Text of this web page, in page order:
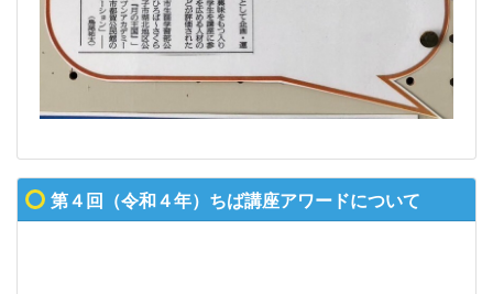
第４回（令和４年）ちば講座アワードについて